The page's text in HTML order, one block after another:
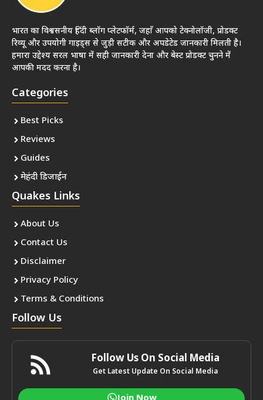
भारत का विश्वसनीय हिंदी ब्लॉग प्लेटफॉर्म, जहाँ आपको टेक्नोलॉजी, प्रोडक्ट
रिव्यू और उपयोगी गाइड्स से जुड़ी सटीक और अपडेटेड जानकारी मिलती है।
हमारा उद्देश्य सरल भाषा में सही जानकारी देना और बेस्ट प्रोडक्ट चुनने में
आपकी मदद करना है।
Categories
Best Picks
Reviews
Guides
मेहंदी डिजाईन
Quakes Links
About Us
Contact Us
Disclaimer
Privacy Policy
Terms & Conditions
Follow Us
Follow Us On Social Media
Get Latest Update On Social Media